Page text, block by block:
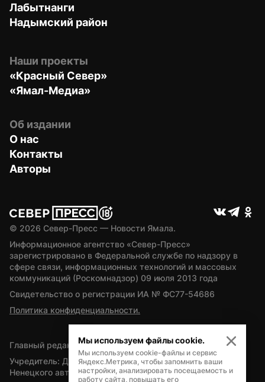
Лабытнанги
Надымский район
Наши проекты
«Красный Север»
«Ямал-Медиа»
Об издании
О нас
Контакты
Авторы
© 2026 Север-Пресс — Новости Ямала.
Информационное агентство «Север-Пресс»
зарегистрировано в Федеральной службе по надзору в
сфере связи, информационных технологий и массовых
коммуникаций (Роскомнадзор) 09 июля 2013 года
Свидетельство о регистрации ИА № ФС77-54686
Политика конфиденциальности.
Главный редактор — А.Л. Поздеев
Учредитель: Департамент внутренней политики Ямало-
Ненецкого автономного округа
Мы используем файлы cookie.
Мы используем cookie-файлы и сервис
Яндекс.Метрика, чтобы запомнить ваши
настройки, анализировать посещаемость и
работу сайта, повышать его